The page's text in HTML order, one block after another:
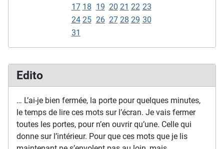
Edito
… L’ai-je bien fermée, la porte pour quelques minutes,
le temps de lire ces mots sur l’écran. Je vais fermer
toutes les portes, pour n’en ouvrir qu’une. Celle qui
donne sur l’intérieur. Pour que ces mots que je lis
17 18 19 20 21 22 23
24 25 26 27 28 29 30
31